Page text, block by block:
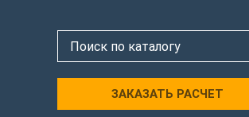
ЗАКАЗАТЬ РАСЧЕТ